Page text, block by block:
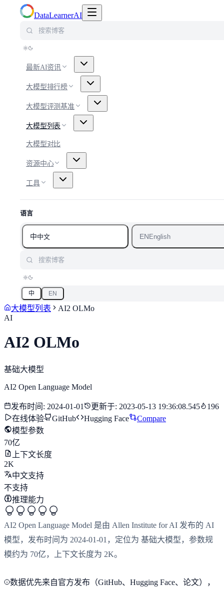
DataLearnerAI
最新AI资讯
大模型排行榜
大模型评测基准
大模型列表
大模型对比
资源中心
工具
语言
中中文 ENEnglish
中 EN
大模型列表
AI2 OLMo
AI
AI2 OLMo
基础大模型
AI2 Open Language Model
发布时间 : 2024-01-01 更新于: 2023-05-13 19:36:08.545
196
在线体验
GitHub Hugging Face
Compare
模型参数
70亿
上下文长度
2K
中文支持
不支持
推理能力
AI2 Open Language Model 是由 Allen Institute for AI 发布的 AI
模型，发布时间为 2024-01-01，定位为 基础大模型，参数规
模约为 70亿，上下文长度为 2K。
数据优先来自官方发布（GitHub、Hugging Face、论文），